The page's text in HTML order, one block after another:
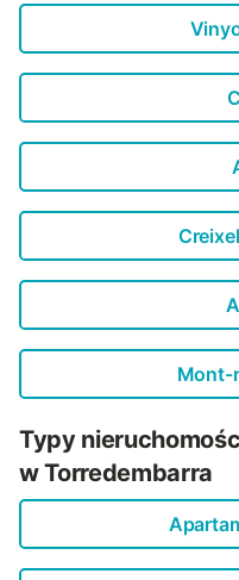
Mont-
Typy
w Torredembarra